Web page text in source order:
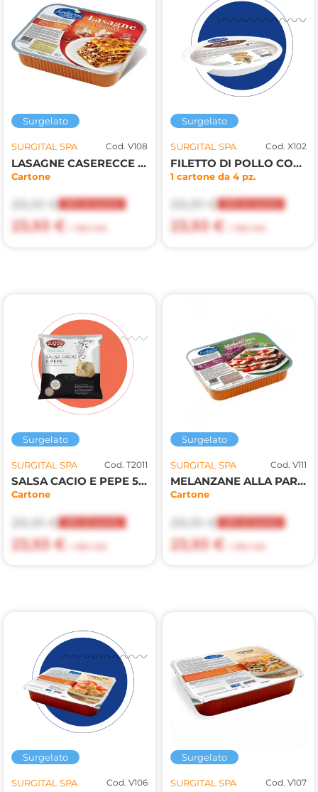
Surgelato
SURGITAL SPA Cod. V108
LASAGNE CASERECCE 2,5kg
Cartone
29,91 €
23,93 €
Surgelato
SURGITAL SPA Cod. X102
FILETTO DI POLLO CON FUNGHI E PATATE 300g
1 cartone da 4 pz.
29,91 €
23,93 €
Surgelato
SURGITAL SPA Cod. T2011
SALSA CACIO E PEPE 500g
Cartone
20% di sconto
29,91 €
23,93 €
Surgelato
SURGITAL SPA Cod. V111
MELANZANE ALLA PARMIGIANA 2kg
Cartone
20% di sconto
29,91 €
23,93 €
Surgelato
SURGITAL SPA Cod. V106
Surgelato
SURGITAL SPA Cod. V107